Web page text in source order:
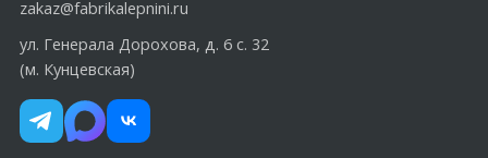
zakaz@fabrikalepnini.ru
ул. Генерала Дорохова, д. 6 с. 32
(м. Кунцевская)